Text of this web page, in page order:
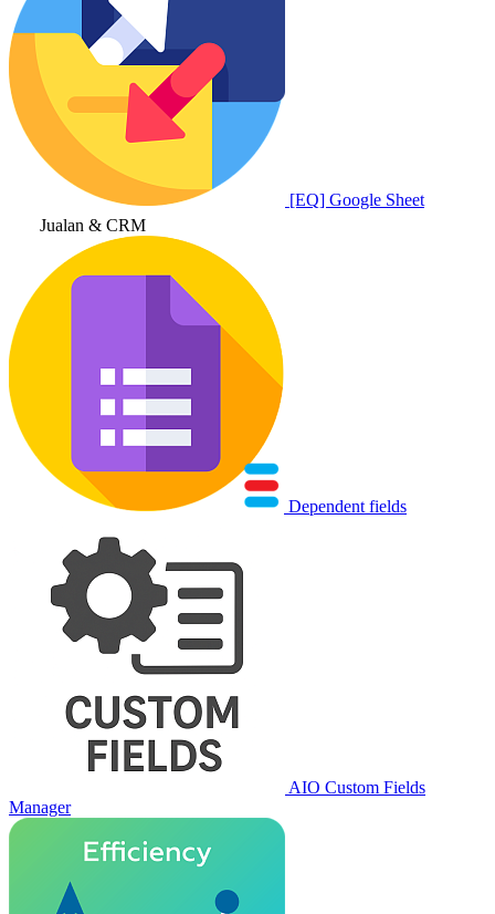
[EQ] Google Sheet
Jualan & CRM
Dependent fields
AIO Custom Fields
Manager